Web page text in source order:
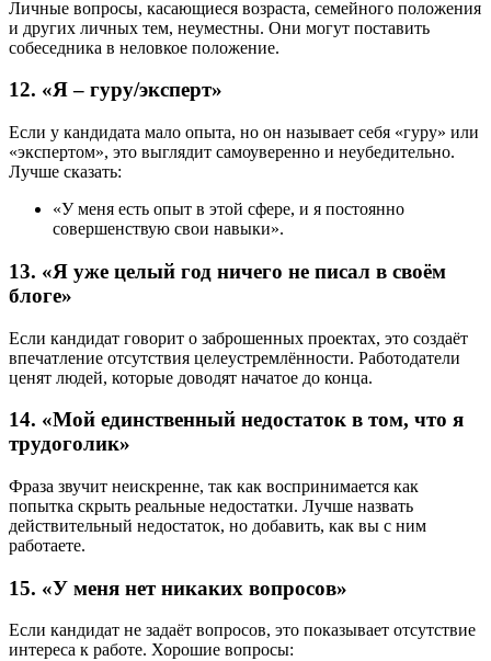
Личные вопросы, касающиеся возраста, семейного положения
и других личных тем, неуместны. Они могут поставить
собеседника в неловкое положение.
12. «Я – гуру/эксперт»
Если у кандидата мало опыта, но он называет себя «гуру» или
«экспертом», это выглядит самоуверенно и неубедительно.
Лучше сказать:
«У меня есть опыт в этой сфере, и я постоянно
совершенствую свои навыки».
13. «Я уже целый год ничего не писал в своём
блоге»
Если кандидат говорит о заброшенных проектах, это создаёт
впечатление отсутствия целеустремлённости. Работодатели
ценят людей, которые доводят начатое до конца.
14. «Мой единственный недостаток в том, что я
трудоголик»
Фраза звучит неискренне, так как воспринимается как
попытка скрыть реальные недостатки. Лучше назвать
действительный недостаток, но добавить, как вы с ним
работаете.
15. «У меня нет никаких вопросов»
Если кандидат не задаёт вопросов, это показывает отсутствие
интереса к работе. Хорошие вопросы: